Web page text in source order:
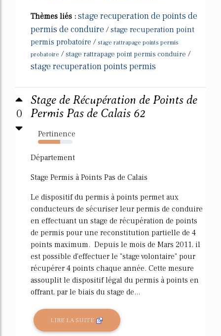
Thèmes liés : stage recuperation de points de
permis de conduire /stage recuperation point
permis probatoire / stage rattrapage points permis
probatoire /stage rattrapage point permis conduire /
stage recuperation points permis
0
Stage de Récupération de Points de
Permis Pas de Calais 62
Pertinence
64%
Département
Stage Permis à Points Pas de Calais
Le dispositif du permis à points permet aux
conducteurs de sécuriser leur permis de conduire
en effectuant un stage de récupération de points
de permis pour une reconstitution partielle de 4
points maximum. Depuis le mois de Mars 2011, il
est possible d'effectuer le "stage volontaire" pour
récupérer 4 points chaque année. Cette mesure
assouplit le dispositif légal du permis à points en
offrant, par le biais du stage de...
LIRE LA SUITE